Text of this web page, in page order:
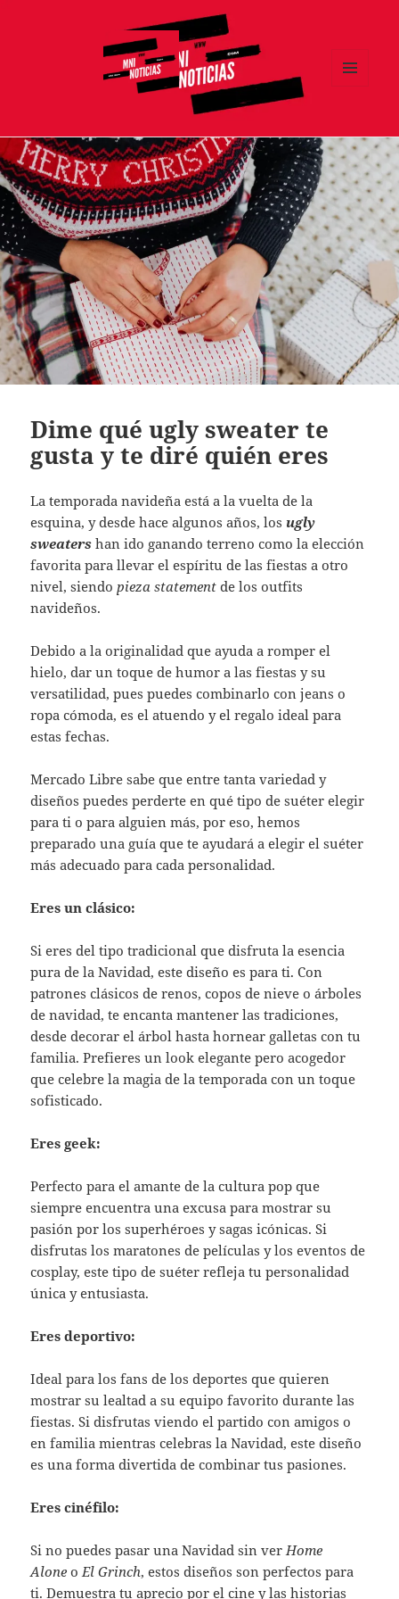
Dime qué ugly sweater te
gusta y te diré quién eres
La temporada navideña está a la vuelta de la
esquina, y desde hace algunos años, los ugly
sweaters han ido ganando terreno como la elección
favorita para llevar el espíritu de las fiestas a otro
nivel, siendo pieza statementde los outfits
navideños.
Debido a la originalidad que ayuda a romper el
hielo, dar un toque de humor a las fiestas y su
versatilidad, pues puedes combinarlo con jeans o
ropa cómoda, es el atuendo y el regalo ideal para
estas fechas.
Mercado Libre sabe que entre tanta variedad y
diseños puedes perderte en qué tipo de suéter elegir
para ti o para alguien más, por eso, hemos
preparado una guía que te ayudará a elegir el suéter
más adecuado para cada personalidad.
Eres un clásico:
Si eres del tipo tradicional que disfruta la esencia
pura de la Navidad, este diseño es para ti. Con
patrones clásicos de renos, copos de nieve o árboles
de navidad, te encanta mantener las tradiciones,
desde decorar el árbol hasta hornear galletas con tu
familia. Prefieres un look elegante pero acogedor
que celebre la magia de la temporada con un toque
sofisticado.
Eres geek:
Perfecto para el amante de la cultura pop que
siempre encuentra una excusa para mostrar su
pasión por los superhéroes y sagas icónicas. Si
disfrutas los maratones de películas y los eventos de
cosplay, este tipo de suéter refleja tu personalidad
única y entusiasta.
Eres deportivo:
Ideal para los fans de los deportes que quieren
mostrar su lealtad a su equipo favorito durante las
fiestas. Si disfrutas viendo el partido con amigos o
en familia mientras celebras la Navidad, este diseño
es una forma divertida de combinar tus pasiones.
Eres cinéfilo:
Si no puedes pasar una Navidad sin ver Home
Alone o El Grinch, estos diseños son perfectos para
ti. Demuestra tu aprecio por el cine y las historias